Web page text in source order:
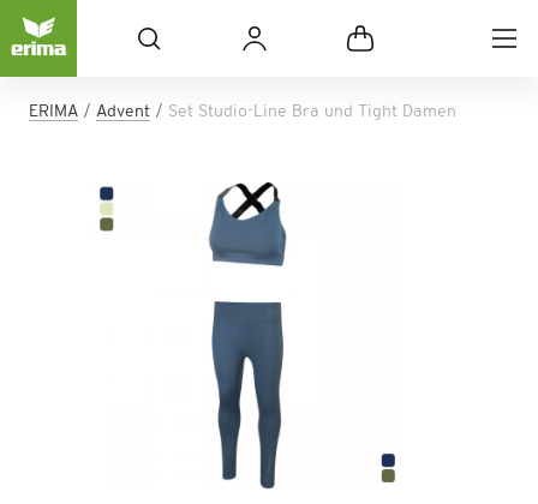
ERIMA Advent Set Studio-Line Bra und Tight Damen